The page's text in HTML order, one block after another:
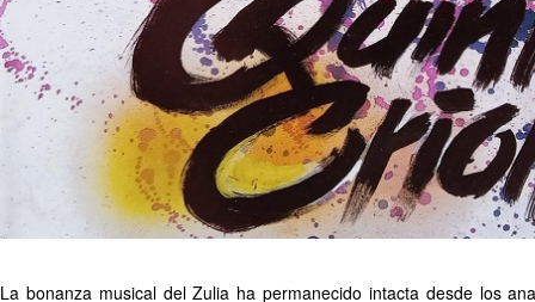
La bonanza musical del Zulia ha permanecido intacta desde los